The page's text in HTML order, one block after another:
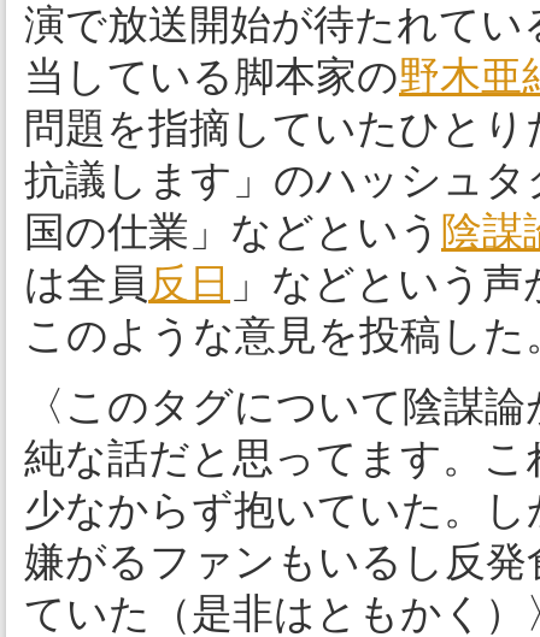
演で放送開始が待たれて
当している脚本家の野木亜
問題を指摘していたひと
抗議します」のハッシュタ
国の仕業」などという 陰謀
は全員 反日 」などという
このような意見を投稿した
〈このタグについて陰謀
純な話だと思ってます。
少なからず抱いていた。
嫌がるファンもいるし反
ていた（是非はともかく）